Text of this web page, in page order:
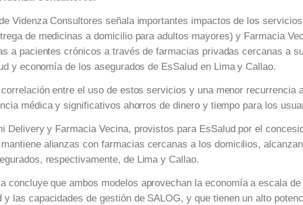
Videnza Consultores señala importantes impactos de los
de medicinas a domicilio para adultos mayores) y Farmacia
a pacientes crónicos a través de farmacias privadas cercanas a
y economía de los asegurados de EsSalud en Lima y Callao.
entre el uso de estos servicios y una menor recurrencia
médica y significativos ahorros de dinero y tiempo para los
Delivery y Farmacia Vecina, provistos para EsSalud por el
alianzas con farmacias cercanas a los domicilios,
respectivamente, de Lima y Callao.
concluye que ambos modelos aprovechan la economía a escala de
y las capacidades de gestión de SALOG, y que tienen un alto